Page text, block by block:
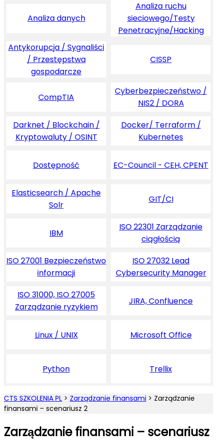
Analiza danych
Analiza ruchu
sieciowego/Testy
Penetracyjne/Hacking
Antykorupcja / Sygnaliści
/ Przestępstwa
gospodarcze
CISSP
CompTIA
Cyberbezpieczeństwo /
NIS2 / DORA
Darknet / Blockchain /
Kryptowaluty / OSINT
Docker/ Terraform /
Kubernetes
Dostępność EC-Council - CEH, CPENT
Elasticsearch / Apache
Solr
GIT/CI
IBM
ISO 22301 Zarządzanie
ciągłością
ISO 27001 Bezpieczeństwo
informacji
ISO 27032 Lead
Cybersecurity Manager
ISO 31000, ISO 27005
Zarządzanie ryzykiem
JIRA, Confluence
Linux / UNIX Microsoft Office
Python Trellix
CTS SZKOLENIA PL > Zarządzanie finansami > Zarządzanie
finansami – scenariusz 2
Zarządzanie finansami – scenariusz